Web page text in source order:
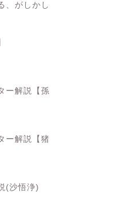
、がしかし
ー解説【孫
ー解説【猪
(沙悟浄)